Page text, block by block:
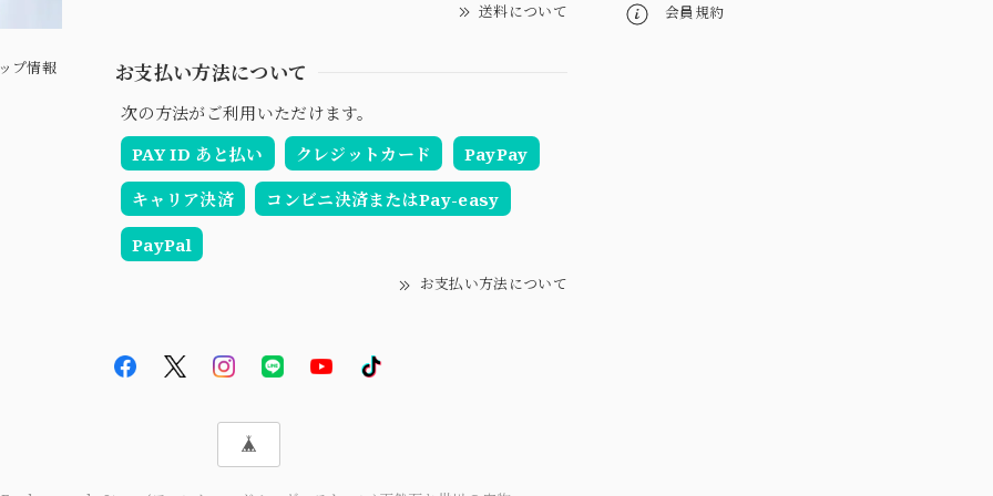
プ情報
送料について
お支払い方法について
次の方法がご利用いただけます。
PAY ID あと払い
クレジットカード PayPay
キャリア決済 コンビニ決済またはPay-easy
PayPal
お支払い方法について
会員規約